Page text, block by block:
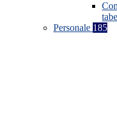
Personale 185